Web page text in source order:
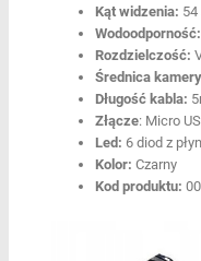
Kąt widzenia:
Wodoodporność:
Rozdzielczość:
Średnica
Długość kabla:
Złącze: Micro
Led: 6 diod z
Kolor: Czarny
Kod produktu: